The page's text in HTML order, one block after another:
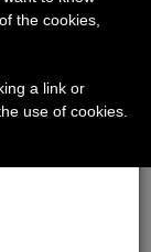
de verano
el
the cookies,
a link or
use of cookies.